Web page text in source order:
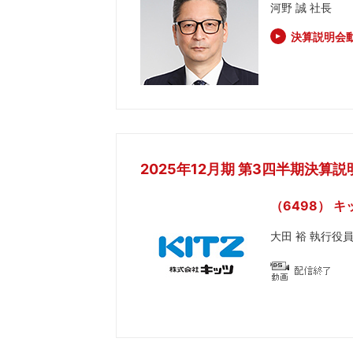
河野 誠 社長
決算説明会
2025年12月期 第3四半期決算説
（6498） キ
大田 裕 執行役員